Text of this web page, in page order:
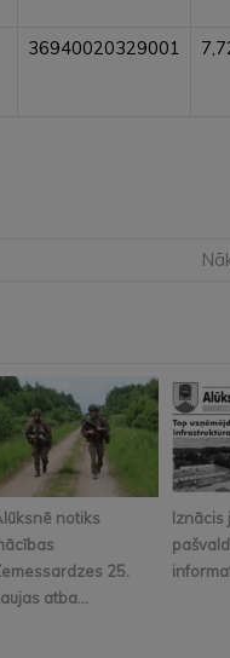
36940020329001
notiks
25.
atba...
Iznācis